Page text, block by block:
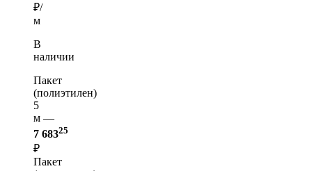
₽/
м
В
наличии
Пакет
(полиэтилен)
5
м —
7 68325
₽
Пакет